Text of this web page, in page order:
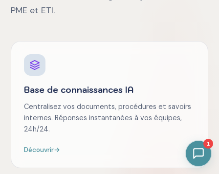
PME et ETI.
Base de connaissances IA
Centralisez vos documents, procédures et savoirs
internes. Réponses instantanées à vos équipes,
24h/24.
Découvrir→
1